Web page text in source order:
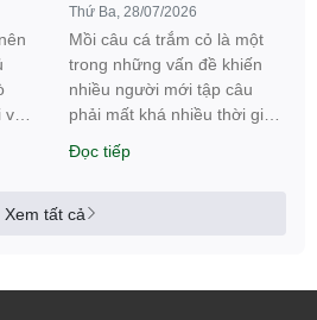
Thứ Ba, 28/07/2026
Mồi câu cá trắm cỏ là một
trong những vấn đề khiến
nhiều người mới tập câu
phải mất khá nhiều thời gian
Đọc tiếp
Xem tất cả